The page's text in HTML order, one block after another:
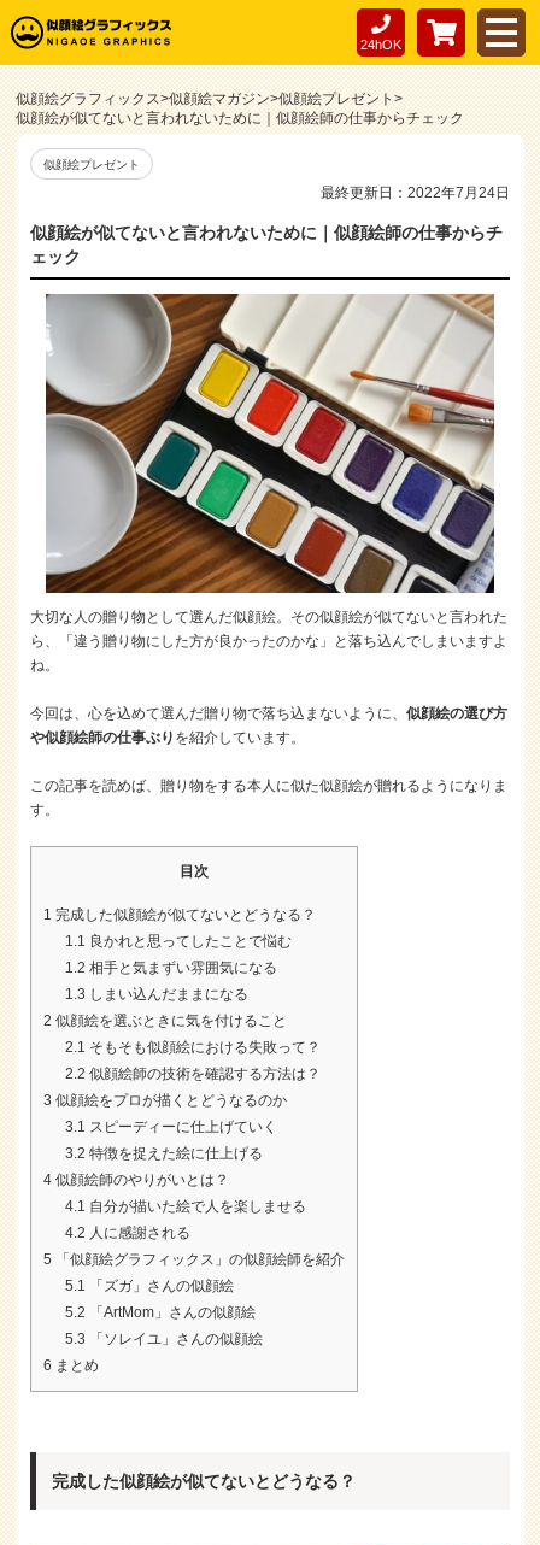
24hOK
似顔絵グラフィックス>似顔絵マガジン>似顔絵プレゼント>
似顔絵が似てないと言われないために｜似顔絵師の仕事からチェック
似顔絵プレゼント
最終更新日：2022年7月24日
似顔絵が似てないと言われないために｜似顔絵師の仕事からチ
ェック
大切な人の贈り物として選んだ似顔絵。その似顔絵が似てないと言われた
ら、「違う贈り物にした方が良かったのかな」と落ち込んでしまいますよ
ね。
今回は、心を込めて選んだ贈り物で落ち込まないように、似顔絵の選び方
や似顔絵師の仕事ぶり を紹介しています。
この記事を読めば、贈り物をする本人に似た似顔絵が贈れるようになりま
す。
目次
1 完成した似顔絵が似てないとどうなる？
1.1 良かれと思ってしたことで悩む
1.2 相手と気まずい雰囲気になる
1.3 しまい込んだままになる
2 似顔絵を選ぶときに気を付けること
2.1 そもそも似顔絵における失敗って？
2.2 似顔絵師の技術を確認する方法は？
3 似顔絵をプロが描くとどうなるのか
3.1 スピーディーに仕上げていく
3.2 特徴を捉えた絵に仕上げる
4 似顔絵師のやりがいとは？
4.1 自分が描いた絵で人を楽しませる
4.2 人に感謝される
5
「似顔絵グラフィックス」の似顔絵師を紹介
5.1
「ズガ」さんの似顔絵
5.2
「ArtMom」さんの似顔絵
5.3
「ソレイユ」さんの似顔絵
6 まとめ
完成した似顔絵が似てないとどうなる？